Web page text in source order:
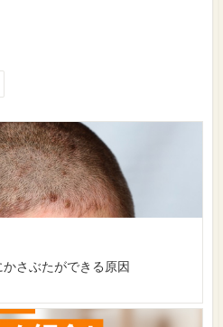
さぶたができる原因